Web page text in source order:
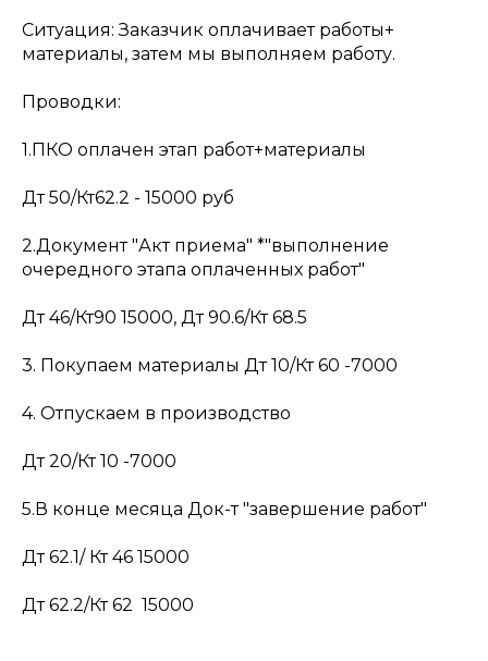
Ситуация: Заказчик оплачивает работы+
материалы, затем мы выполняем работу.
Проводки:
1.ПКО оплачен этап работ+материалы
Дт 50/Кт62.2 - 15000 руб
2.Документ "Акт приема" *"выполнение
очередного этапа оплаченных работ"
Дт 46/Кт90 15000, Дт 90.6/Кт 68.5
3. Покупаем материалы Дт 10/Кт 60 -7000
4. Отпускаем в производство
Дт 20/Кт 10 -7000
5.В конце месяца Док-т "завершение работ"
Дт 62.1/ Кт 46 15000
Дт 62.2/Кт 62 15000